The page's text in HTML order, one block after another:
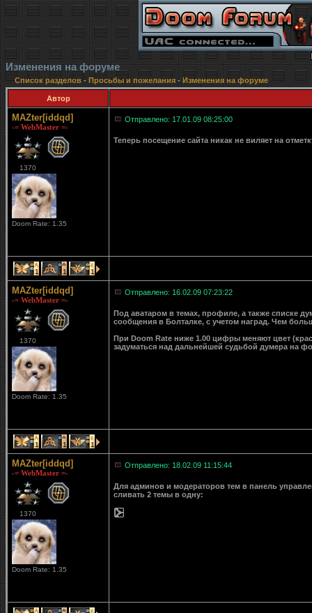
Изменения на форуме
Список разделов- Просьбы и пожелания - Изменения на форуме
Автор
MAZter[iddqd]
-= WebMaster =-
1370
Doom Rate: 1.35
Отправлено: 17.01.09 08:25:00
Теперь посещение сайта никак не виляет на
1 1 1
MAZter[iddqd]
-= WebMaster =-
1370
Doom Rate: 1.35
Отправлено: 16.02.09 07:23:22
Под аватаром в темах, профиле, а также списке
сообщения в Болталке, с учетом наград. Чем
При Doom Rate ниже 1.00 цифры меняют цвет
задуматься над дальнейшей судьбой думера на
1 1 1
MAZter[iddqd]
-= WebMaster =-
1370
Doom Rate: 1.35
Отправлено: 18.02.09 11:15:44
Для админов и модераторов тем в панель
сливать 2 темы в одну: